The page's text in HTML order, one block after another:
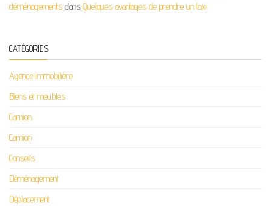
déménagements dans Quelques avantages de prendre un taxi
CATÉGORIES
Agence immobilière
Biens et meubles
Camion
Camion
Conseils
Déménagement
Déplacement